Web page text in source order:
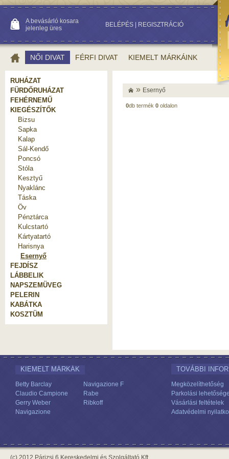
A bevásárló kosara
jelenleg üres
BELÉPÉS REGISZTRÁCIÓ
NŐI DIVAT FÉRFI DIVAT KIEMELT MÁRKÁINK
» Esernyő
0db termék 0 oldalon
RUHÁZAT
FÜRDŐRUHÁZAT
FEHÉRNEMŰ
KIEGÉSZÍTŐK
Bizsu
Sapka
Kalap
Sál-Kendő
Poncsó
Stóla
Kesztyű
Nyaklánc
Táska
Öv
Pénztárca
Kulcstartó
Kártyatartó
Harisnya
Esernyő
FEJDÍSZ
LÁBBELIK
NAPSZEMÜVEG
PELERIN
KABÁTKA
KOSZTÜM
KIEMELT MÁRKÁK
Betty Barclay
Claudio Campione
Gerry Weber
Navigazione
Navigazione F
Rabe
Ribkoff
TOVÁBBI
Megközelíthetőség
Parkolási
Vásárlási feltételek
Adatvédelmi
(c) 2012 Párizsi 6 Kereskedelmi és Szolgáltató Kft.